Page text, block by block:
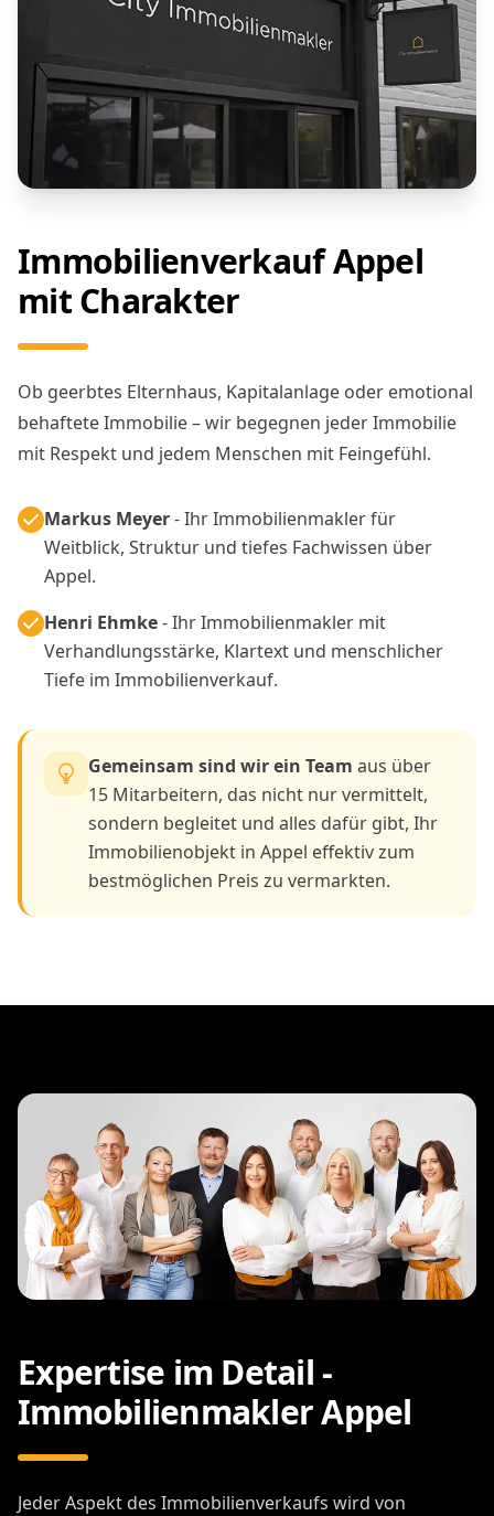
Immobilienverkauf Appel
mit Charakter
Ob geerbtes Elternhaus, Kapitalanlage oder emotional
behaftete Immobilie – wir begegnen jeder Immobilie
mit Respekt und jedem Menschen mit Feingefühl.
Markus Meyer- Ihr Immobilienmakler für
Weitblick, Struktur und tiefes Fachwissen über
Appel.
Henri Ehmke- Ihr Immobilienmakler mit
Verhandlungsstärke, Klartext und menschlicher
Tiefe im Immobilienverkauf.
Gemeinsam sind wir ein Team aus über
15 Mitarbeitern, das nicht nur vermittelt,
sondern begleitet und alles dafür gibt, Ihr
Immobilienobjekt in Appel effektiv zum
bestmöglichen Preis zu vermarkten.
Expertise im Detail -
Immobilienmakler Appel
Jeder Aspekt des Immobilienverkaufs wird von